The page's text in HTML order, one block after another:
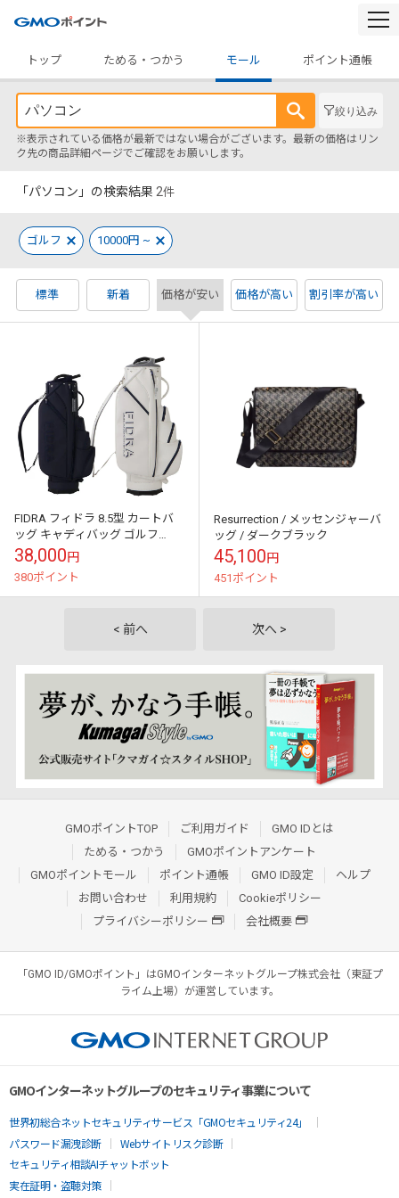
トップ
ためる・つかう モール ポイント通帳
絞り込み
※表示されている価格が最新ではない場合がございます。最新の価格はリン
ク先の商品詳細ページでご確認をお願いします。
「パソコン」の検索結果 2件
ゴルフ 10000円 ~
標準 新着 価格が安い 価格が高い 割引率が高い
FIDRA フィドラ 8.5型 カートバ
ッグ キャディバッグ ゴルフ
FD5TNC17 日本仕様
38,000円
380ポイント
Resurrection / メッセンジャーバ
ッグ / ダークブラック
45,100円
451ポイント
< 前へ 次へ >
GMOポイントTOP ご利用ガイド
GMO IDとは
ためる・つかう
GMOポイントアンケート
GMOポイントモール
ポイント通帳 GMO ID設定
ヘルプ
お問い合わせ
利用規約
Cookieポリシー
プライバシーポリシー
会社概要
「GMO ID/GMOポイント」はGMOインターネットグループ株式会社（東証プ
ライム上場）が運営しています。
GMOインターネットグループのセキュリティ事業について
世界初総合ネットセキュリティサービス「GMOセキュリティ24」
パスワード漏洩診断
Webサイトリスク診断
セキュリティ相談AIチャットボット
実在証明・盗聴対策